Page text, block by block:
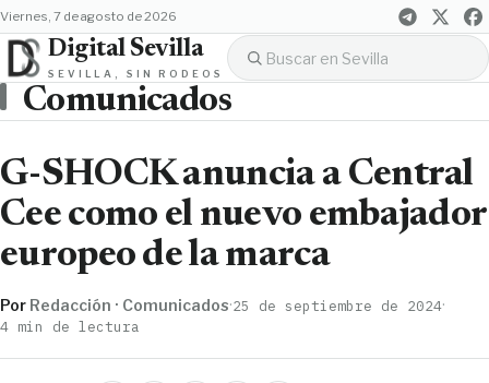
viernes, 7 de agosto de 2026
Digital Sevilla
SEVILLA, SIN RODEOS
Comunicados
G-SHOCK anuncia a Central
Cee como el nuevo embajador
europeo de la marca
Por Redacción · Comunicados·25 de septiembre de 2024·
4 min de lectura